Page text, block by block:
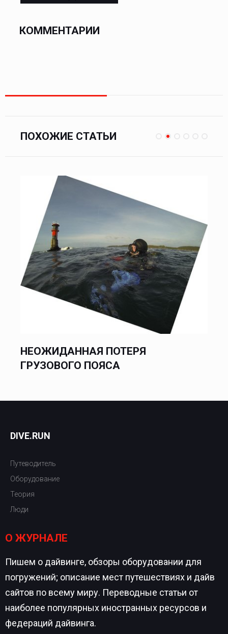
КОММЕНТАРИИ
ПОХОЖИЕ СТАТЬИ
НЕОЖИДАННАЯ ПОТЕРЯ
ГРУЗОВОГО ПОЯСА
DIVE.RUN
Путеводитель
Оборудование
Теория
Люди
О ЖУРНАЛЕ
Пишем о дайвинге, обзоры оборудовании для
погружений; описание мест путешествиях и дайв
сайтов по всему миру. Переводные статьи от
наиболее популярных иностранных ресурсов и
федераций дайвинга.